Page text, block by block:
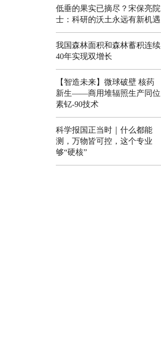
低垂的果实已摘尽？宋保亮院
士：科研的沃土永远有新机遇
我国森林面积和森林蓄积连续
40年实现双增长
【智造未来】微球破壁 核药
新生——商用堆辐照生产同位
素钇-90技术
科学报国正当时｜什么都能
测，万物皆可控，这个专业
够“硬核”